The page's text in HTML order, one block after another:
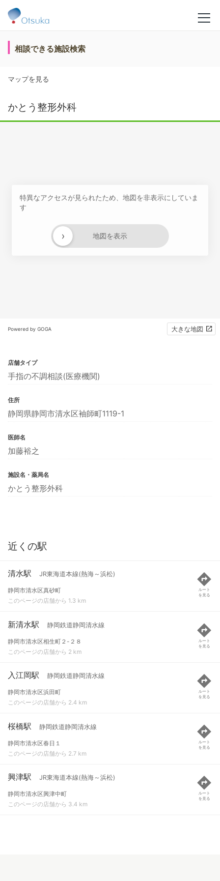
相談できる施設検索
マップを見る
かとう整形外科
特異なアクセスが見られたため、地図を非表示にしていま
す
地図を表示
›
Powered by GOGA 大きな地図
店舗タイプ
手指の不調相談(医療機関)
住所
静岡県静岡市清水区袖師町1119-1
医師名
加藤裕之
施設名・薬局名
かとう整形外科
近くの駅
清水駅 JR東海道本線(熱海～浜松)
静岡市清水区真砂町
このページの店舗から 1.3 km
ルート
を見る
新清水駅 静岡鉄道静岡清水線
静岡市清水区相生町２-２８
このページの店舗から 2 km
ルート
を見る
入江岡駅 静岡鉄道静岡清水線
静岡市清水区浜田町
このページの店舗から 2.4 km
ルート
を見る
桜橋駅 静岡鉄道静岡清水線
静岡市清水区春日１
このページの店舗から 2.7 km
ルート
を見る
興津駅 JR東海道本線(熱海～浜松)
静岡市清水区興津中町
このページの店舗から 3.4 km
ルート
を見る